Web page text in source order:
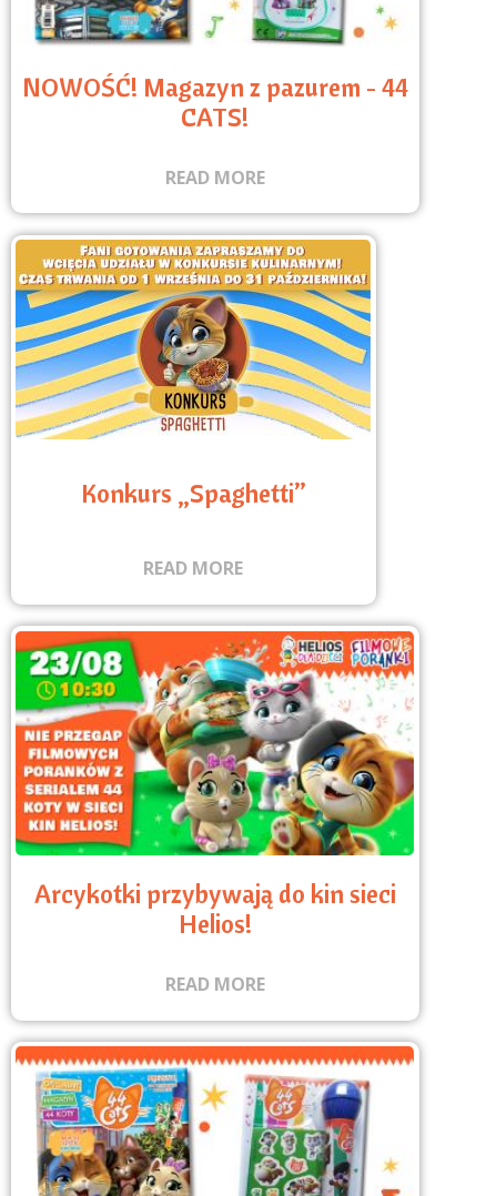
NOWOŚĆ! Magazyn z pazurem - 44
CATS!
READ MORE
Konkurs „Spaghetti”
READ MORE
Arcykotki przybywają do kin sieci
Helios!
READ MORE